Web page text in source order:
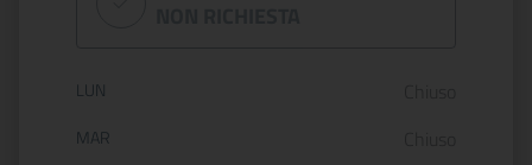
Orario di apertura:
LUN
MAR